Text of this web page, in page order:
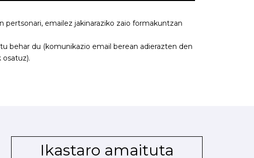
pertsonari, emailez jakinaraziko zaio formakuntzan
behar du (komunikazio email berean adierazten den
Ikastaro amaituta